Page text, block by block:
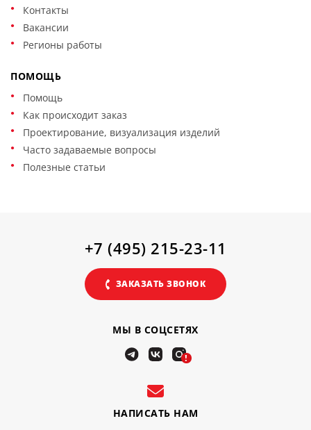
Контакты
Вакансии
Регионы работы
ПОМОЩЬ
Помощь
Как происходит заказ
Проектирование, визуализация изделий
Часто задаваемые вопросы
Полезные статьи
НАПИСАТЬ НАМ
МЫ В СОЦСЕТЯХ
!
+7 (495) 215-23-11
ЗАКАЗАТЬ ЗВОНОК